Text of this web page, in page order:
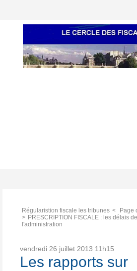
Régularistion fiscale les tribunes
Page
PRESCRIPTION FISCALE : les délais
l'administration
vendredi 26 juillet 2013 11h15
Les rapports sur